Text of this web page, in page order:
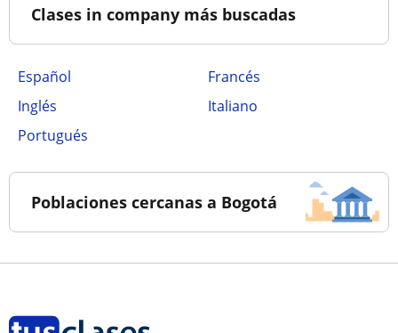
Clases in company más buscadas
Español
Francés
Inglés
Italiano
Portugués
Poblaciones cercanas a Bogotá